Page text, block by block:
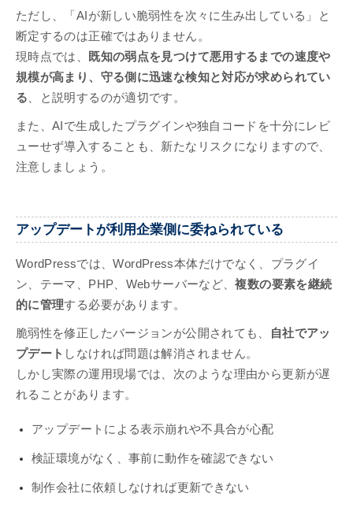
ただし、「AIが新しい脆弱性を次々に生み出している」と
断定するのは正確ではありません。
現時点では、
既知の弱点を見つけて悪用するまでの速度や
規模が高まり、守る側に迅速な検知と対応が求められてい
る 、と説明するのが適切です。
また、AIで生成したプラグインや独自コードを十分にレビ
ューせず導入することも、新たなリスクになりますので、
注意しましょう。
アップデートが利用企業側に委ねられている
WordPressでは、WordPress本体だけでなく、プラグイ
ン、テーマ、PHP、Webサーバーなど、複数の要素を継続
的に管理する必要があります。
脆弱性を修正したバージョンが公開されても、
自社でアッ
プデート しなければ問題は解消されません。
しかし実際の運用現場では、次のような理由から更新が遅
れることがあります。
アップデートによる表示崩れや不具合が心配
検証環境がなく、事前に動作を確認できない
制作会社に依頼しなければ更新できない